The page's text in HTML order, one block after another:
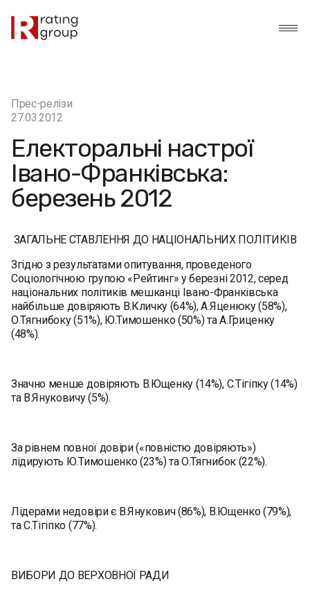
Прес-релізи
27.03.2012
Електоральні настрої
Івано-Франківська:
березень 2012
ЗАГАЛЬНЕ СТАВЛЕННЯ ДО НАЦІОНАЛЬНИХ ПОЛІТИКІВ
Згідно з результатами опитування, проведеного
Соціологічною групою «Рейтинг» у березні 2012, серед
національних політиків мешканці Івано-Франківська
найбільше довіряють В.Кличку (64%), А.Яценюку (58%),
О.Тягнибоку (51%), Ю.Тимошенко (50%) та А.Гриценку
(48%).
Значно менше довіряють В.Ющенку (14%), С.Тігіпку (14%)
та В.Януковичу (5%).
За рівнем повної довіри («повністю довіряють»)
лідирують Ю.Тимошенко (23%) та О.Тягнибок (22%).
Лідерами недовіри є В.Янукович (86%), В.Ющенко (79%),
та С.Тігіпко (77%).
ВИБОРИ ДО ВЕРХОВНОЇ РАДИ